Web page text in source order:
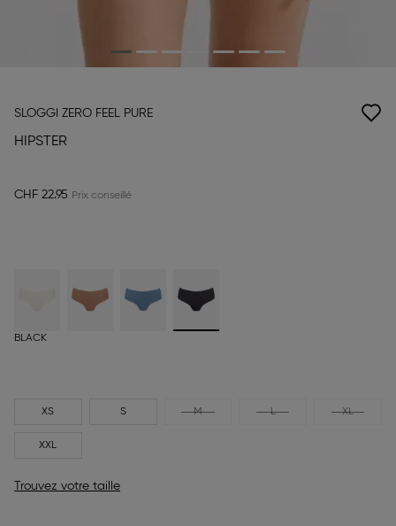
SLOGGI ZERO FEEL PURE
HIPSTER
CHF 22.95
BLACK
XS S M L XL
XXL
Trouvez votre taille